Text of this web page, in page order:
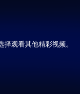
择观看其他精彩视频。